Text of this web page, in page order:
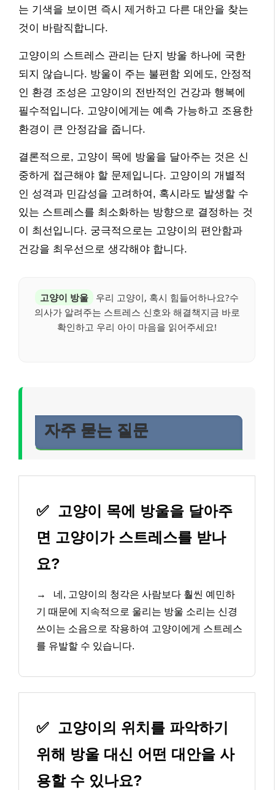
는 기색을 보이면 즉시 제거하고 다른 대안을 찾는
것이 바람직합니다.
고양이의 스트레스 관리는 단지 방울 하나에 국한
되지 않습니다. 방울이 주는 불편함 외에도, 안정적
인 환경 조성은 고양이의 전반적인 건강과 행복에
필수적입니다. 고양이에게는 예측 가능하고 조용한
환경이 큰 안정감을 줍니다.
결론적으로, 고양이 목에 방울을 달아주는 것은 신
중하게 접근해야 할 문제입니다. 고양이의 개별적
인 성격과 민감성을 고려하여, 혹시라도 발생할 수
있는 스트레스를 최소화하는 방향으로 결정하는 것
이 최선입니다. 궁극적으로는 고양이의 편안함과
건강을 최우선으로 생각해야 합니다.
고양이 방울
우리 고양이, 혹시 힘들어하나요?수
의사가 알려주는 스트레스 신호와 해결책지금 바로
확인하고 우리 아이 마음을 읽어주세요!
자주 묻는 질문
✅ 고양이 목에 방울을 달아주
면 고양이가 스트레스를 받나
요?
→
네, 고양이의 청각은 사람보다 훨씬 예민하
기 때문에 지속적으로 울리는 방울 소리는 신경
쓰이는 소음으로 작용하여 고양이에게 스트레스
를 유발할 수 있습니다.
✅ 고양이의 위치를 파악하기
위해 방울 대신 어떤 대안을 사
용할 수 있나요?